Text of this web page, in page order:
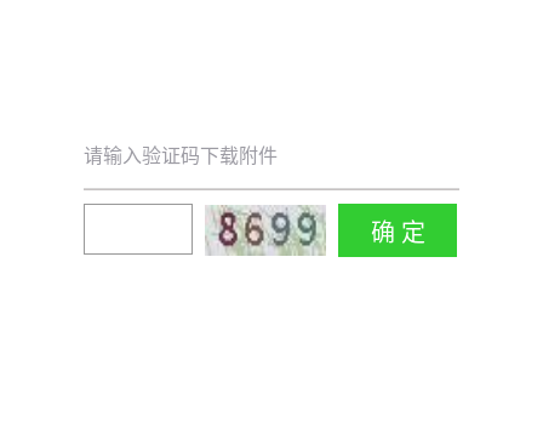
请输入验证码下载附件